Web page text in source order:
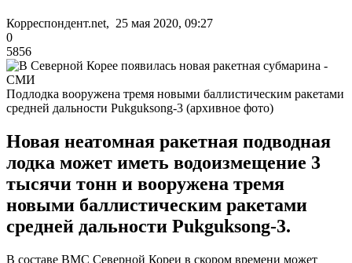
Корреспондент.net, 25 мая 2020, 09:27
0
5856
Подлодка вооружена тремя новыми баллистическим ракетами
средней дальности Pukguksong-3 (архивное фото)
Новая неатомная ракетная подводная
лодка может иметь водоизмещение 3
тысячи тонн и вооружена тремя
новыми баллистическим ракетами
средней дальности Pukguksong-3.
В составе ВМС Северной Кореи в скором времени может